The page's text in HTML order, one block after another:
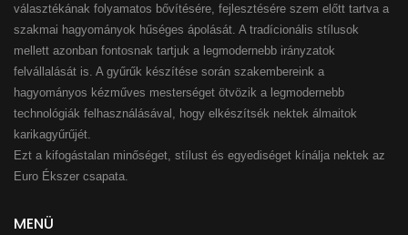
választékának folyamatos bővítésére, fejlesztésére szem előtt tartva a
szakmai hagyományok hűséges ápolását. A tradícionális stílusok
mellett azonban fontosnak tartjuk a legmodernebb irányzatok
felvállalását is. A gyűrűk készítése során szakembereink a
hagyományos kézműves mesterséget ötvözik a legmodernebb
technológiák felhasználásával, hogy elkészítsék nektek álmaitok
karikagyűrűjét.
Ezt a kifogástalan minőséget, stílust és egyediséget kínálja nektek az
Euro Ékszer csapata.
MENÜ